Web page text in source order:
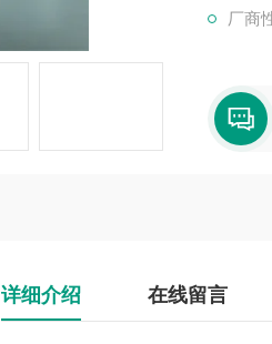
厂商
详细介绍 在线留言